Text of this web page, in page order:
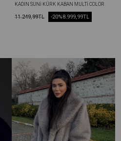
KADIN SUNI KÜRK KABAN MULTİ COLOR
11.249,99TL 8.999,99TL
-20%